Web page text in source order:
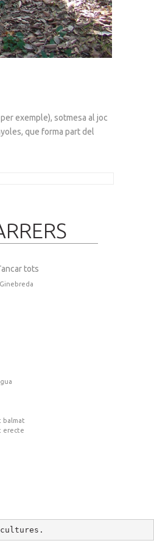
exemple), sotmesa al joc
que forma part del
tots
balmat
erecte